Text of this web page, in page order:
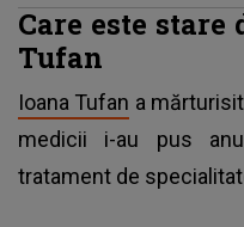
Care este stare
Tufan
Ioana Tufan a
medicii i-au pus
tratament de